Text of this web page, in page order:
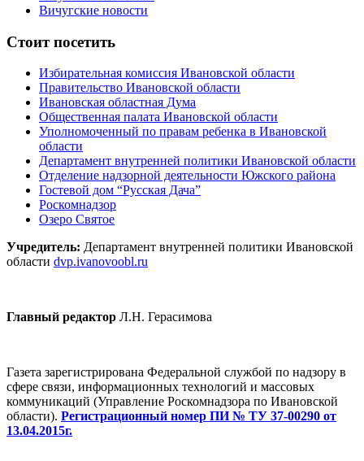
Вичугские новости
Стоит посетить
Избирательная комиссия Ивановской области
Правительство Ивановской области
Ивановская областная Дума
Общественная палата Ивановской области
Уполномоченный по правам ребенка в Ивановской
области
Департамент внутренней политики Ивановской области
Отделение надзорной деятельности Южского района
Гостевой дом “Русская Дача”
Роскомнадзор
Озеро Святое
Учредитель: Департамент внутренней политики Ивановской
области dvp.ivanovoobl.ru
Главный редактор Л.Н. Герасимова
Газета зарегистрирована Федеральной службой по надзору в
сфере связи, информационных технологий и массовых
коммуникаций (Управление Роскомнадзора по Ивановской
области). Регистрационный номер ПИ № ТУ 37-00290 от
13.04.2015г.